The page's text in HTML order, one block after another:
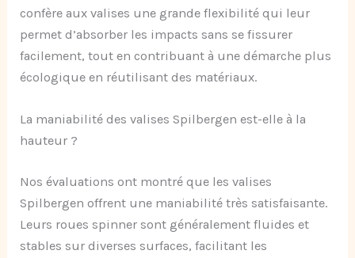
confère aux valises une grande flexibilité qui leur
permet d’absorber les impacts sans se fissurer
facilement, tout en contribuant à une démarche plus
écologique en réutilisant des matériaux.
La maniabilité des valises Spilbergen est-elle à la
hauteur ?
Nos évaluations ont montré que les valises
Spilbergen offrent une maniabilité très satisfaisante.
Leurs roues spinner sont généralement fluides et
stables sur diverses surfaces, facilitant les